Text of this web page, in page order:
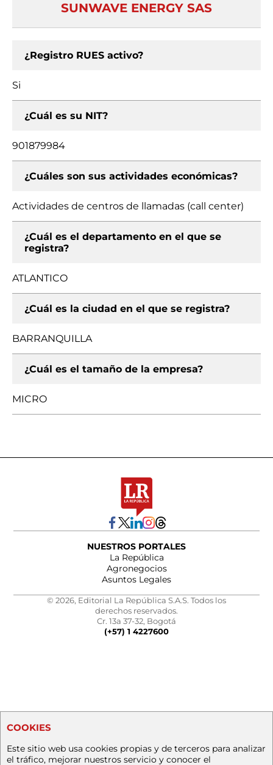
SUNWAVE ENERGY SAS
¿Registro RUES activo?
Si
¿Cuál es su NIT?
901879984
¿Cuáles son sus actividades económicas?
Actividades de centros de llamadas (call center)
¿Cuál es el departamento en el que se
registra?
ATLANTICO
¿Cuál es la ciudad en el que se registra?
BARRANQUILLA
¿Cuál es el tamaño de la empresa?
MICRO
NUESTROS PORTALES
La República
Agronegocios
Asuntos Legales
© 2026, Editorial La República S.A.S. Todos los
derechos reservados.
Cr. 13a 37-32, Bogotá
(+57) 1 4227600
COOKIES
Este sitio web usa cookies propias y de terceros para analizar
el tráfico, mejorar nuestros servicio y conocer el